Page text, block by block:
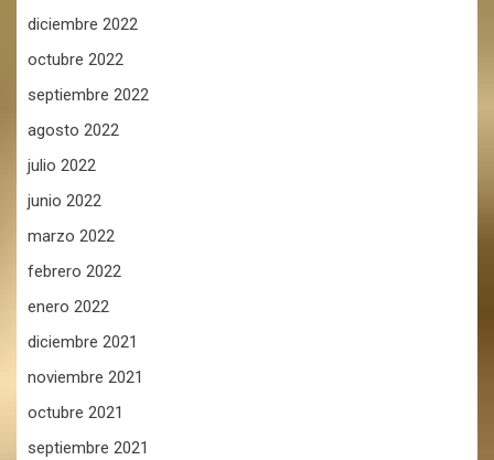
diciembre 2022
octubre 2022
septiembre 2022
agosto 2022
julio 2022
junio 2022
marzo 2022
febrero 2022
enero 2022
diciembre 2021
noviembre 2021
octubre 2021
septiembre 2021